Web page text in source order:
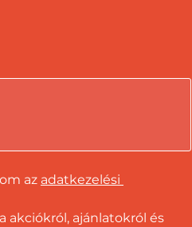
az adatkezelési
akciókról, ajánlatokról és